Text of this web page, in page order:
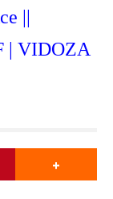
||
| VIDOZA